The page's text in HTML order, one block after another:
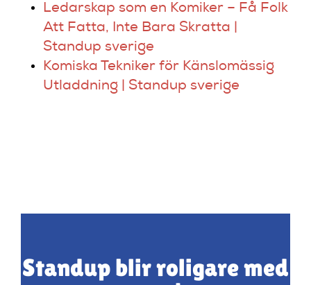
Ledarskap som en Komiker – Få Folk
Att Fatta, Inte Bara Skratta |
Standup sverige
Komiska Tekniker för Känslomässig
Utladdning | Standup sverige
Standup blir roligare med